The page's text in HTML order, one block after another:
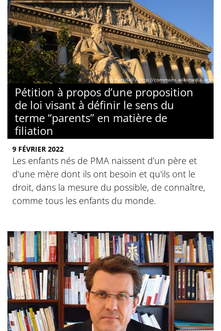
© Parsifall / http://commons.wikimedia.org
Pétition à propos d’une proposition
de loi visant à définir le sens du
terme “parents” en matière de
filiation
9 FÉVRIER 2022
Les enfants nés de PMA naissent d’un père et
d’une mère dont ils ont besoin et qu'ils ont le
droit, dans la mesure du possible, de connaître,
comme tous les enfants du monde.